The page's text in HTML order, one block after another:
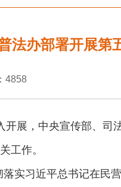
法办部署开展第
4858
展，中央宣传部、司
工作。
实习近平总书记在民